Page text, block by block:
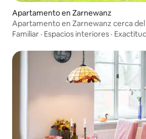
Apartamento en Zarnewanz
Apartamento en Zarnewanz cerca
Familiar · Espacios interiores ·